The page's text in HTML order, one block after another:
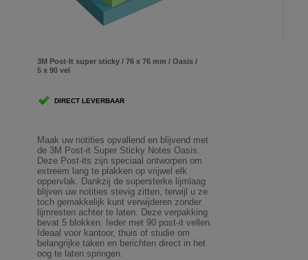
3M Post-It super sticky / 76 x 76 mm / Oasis /
5 x 90 vel
DIRECT LEVERBAAR
Maak uw notities opvallend en blijvend met
de 3M Post-it Super Sticky Notes Oasis.
Deze Post-its zijn speciaal ontworpen om
extreem lang te plakken op vrijwel elk
oppervlak. Dankzij de supersterke lijmlaag
blijven uw notities stevig zitten, terwijl u ze
toch gemakkelijk kunt verwijderen zonder
lijmresten achter te laten. Deze verpakking
bevat 5 blokken. Ieder met 90 post-it vellen.
Ideaal voor kantoor, thuis of studie om
belangrijke taken en berichten direct in het
oog te laten springen.